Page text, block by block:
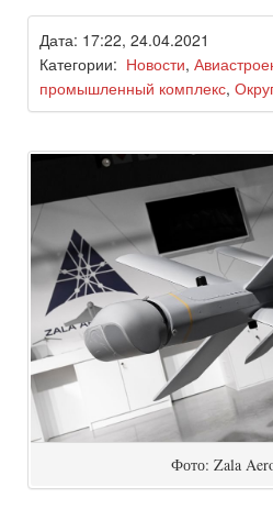
Дата: 17:22, 24.04.2021
Категории: Новости,
промышленный комплекс,
Фото: Zala